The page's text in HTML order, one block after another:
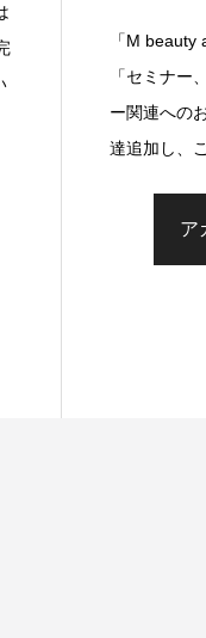
「M beauty
「セミナー
ー関連への
達追加し、
ア